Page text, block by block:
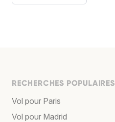
RECHERCHES POPULAIRES
Vol pour Paris
Vol pour Madrid